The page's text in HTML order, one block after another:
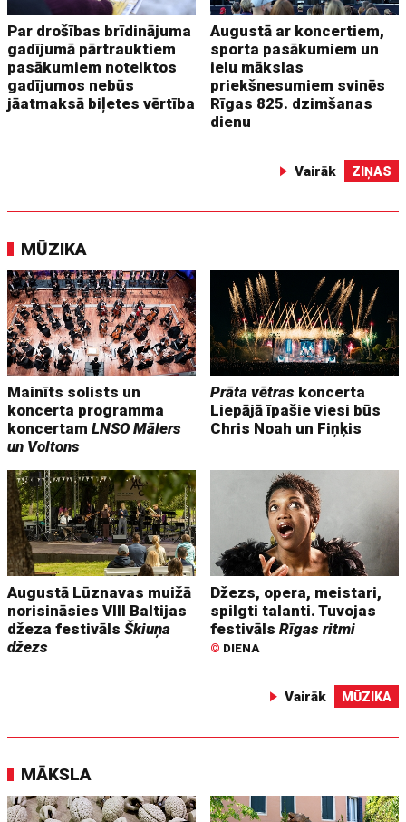
Par drošības brīdinājuma
gadījumā pārtrauktiem
pasākumiem noteiktos
gadījumos nebūs
jāatmaksā biļetes vērtība
Augustā ar koncertiem,
sporta pasākumiem un
ielu mākslas
priekšnesumiem svinēs
Rīgas 825. dzimšanas
dienu
Vairāk ZIŅAS
MŪZIKA
Mainīts solists un
koncerta programma
koncertamLNSO Mālers
un Voltons
Prāta vētras koncerta
Liepājā īpašie viesi būs
Chris Noah un Fiņķis
Augustā Lūznavas muižā
norisināsies VIII Baltijas
džeza festivālsŠkiuņa
džezs
Džezs, opera, meistari,
spilgti talanti. Tuvojas
festivālsRīgas ritmi
© DIENA
Vairāk MŪZIKA
MĀKSLA